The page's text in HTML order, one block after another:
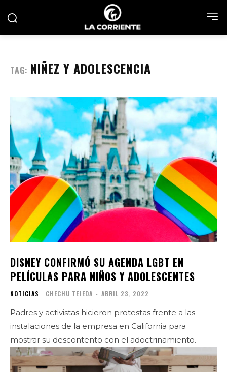
TAG: NIÑEZ Y ADOLESCENCIA
DISNEY CONFIRMÓ SU AGENDA LGBT EN
PELÍCULAS PARA NIÑOS Y ADOLESCENTES
NOTICIAS CHECHU TEJEDA - ABRIL 23, 2022
Padres y activistas hicieron protestas frente a las
instalaciones de la empresa en California para
mostrar su descontento con el adoctrinamiento.